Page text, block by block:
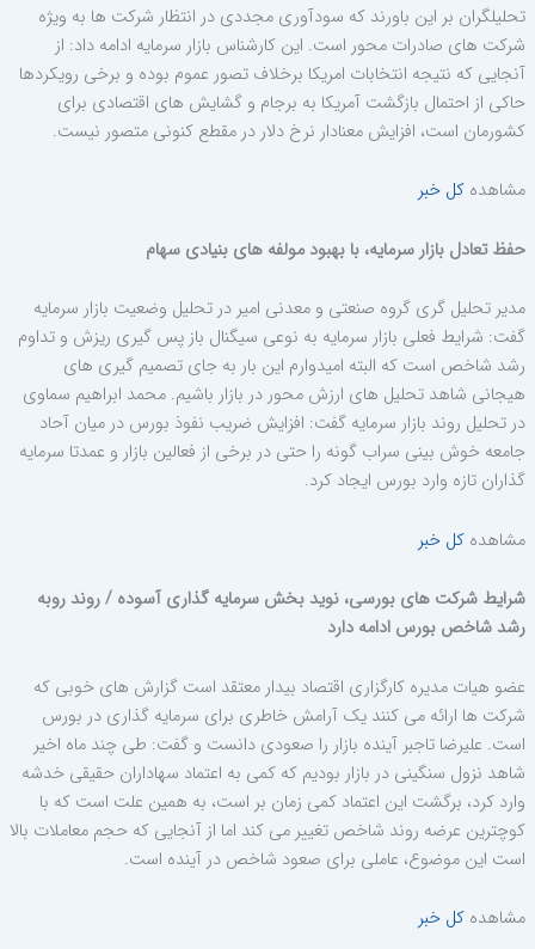
تحلیلگران بر این باورند که سودآوری مجددی در انتظار شرکت ها به ویژه
شرکت های صادرات محور است. این کارشناس بازار سرمایه ادامه داد: از
آنجایی که نتیجه انتخابات امریکا برخلاف تصور عموم بوده و برخی رویکردها
حاکی از احتمال بازگشت آمریکا به برجام و گشایش های اقتصادی برای
کشورمان است، افزایش معنادار نرخ دلار در مقطع کنونی متصور نیست.
مشاهده کل خبر
حفظ تعادل بازار سرمایه، با بهبود مولفه های بنیادی سهام
مدیر تحلیل گری گروه صنعتی و معدنی امیر در تحلیل وضعیت بازار سرمایه
گفت: شرایط فعلی بازار سرمایه به نوعی سیگنال باز پس گیری ریزش و تداوم
رشد شاخص است که البته امیدوارم این بار به جای تصمیم گیری های
هیجانی شاهد تحلیل های ارزش محور در بازار باشیم. محمد ابراهیم سماوی
در تحلیل روند بازار سرمایه گفت: افزایش ضریب نفوذ بورس در میان آحاد
جامعه خوش بینی سراب گونه را حتی در برخی از فعالین بازار و عمدتا سرمایه
گذاران تازه وارد بورس ایجاد کرد.
مشاهده کل خبر
شرایط شرکت های بورسی، نوید بخش سرمایه گذاری آسوده / روند روبه
رشد شاخص بورس ادامه دارد
عضو هیات مدیره کارگزاری اقتصاد بیدار معتقد است گزارش های خوبی که
شرکت ها ارائه می کنند یک آرامش خاطری برای سرمایه گذاری در بورس
است. علیرضا تاجبر آینده بازار را صعودی دانست و گفت: طی چند ماه اخیر
شاهد نزول سنگینی در بازار بودیم که کمی به اعتماد سهاداران حقیقی خدشه
وارد کرد، برگشت این اعتماد کمی زمان بر است، به همین علت است که با
کوچترین عرضه روند شاخص تغییر می کند اما از آنجایی که حجم معاملات بالا
است این موضوع، عاملی برای صعود شاخص در آینده است.
مشاهده کل خبر